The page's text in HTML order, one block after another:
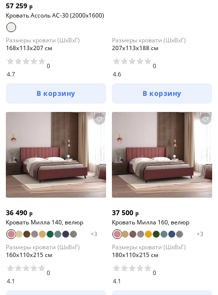
57 259 р
Кровать Ассоль АС-30 (2000х1600)
Размеры кровати (ШхВхГ)
168х113х207 см
4.7
0
В корзину
Размеры кровати (ШхВхГ)
207х113х188 см
4.6
0
В корзину
36 490 р
Кровать Милла 140, велюр
+3
Размеры кровати (ШхВхГ)
160х110х215 см
4.1
0
37 500 р
Кровать Милла 160, велюр
+3
Размеры кровати (ШхВхГ)
180х110х215 см
4.1
0